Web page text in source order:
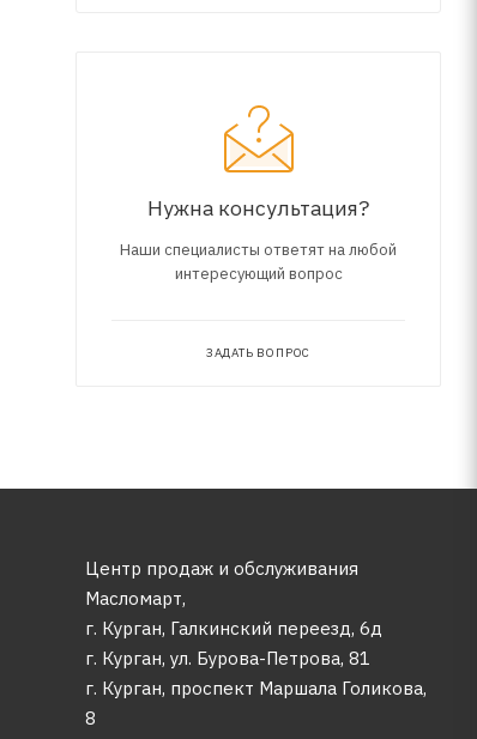
Нужна консультация?
Наши специалисты ответят на любой
интересующий вопрос
ЗАДАТЬ ВОПРОС
Центр продаж и обслуживания
Масломарт,
г. Курган, Галкинский переезд, 6д
г. Курган, ул. Бурова-Петрова, 81
г. Курган, проспект Маршала Голикова,
8